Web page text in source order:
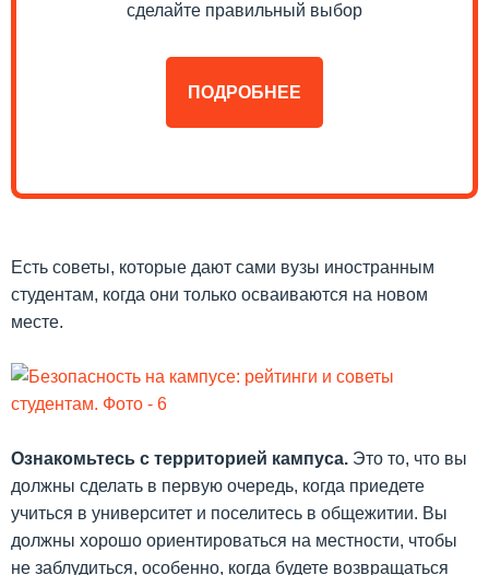
сделайте правильный выбор
ПОДРОБНЕЕ
Есть советы, которые дают сами вузы иностранным
студентам, когда они только осваиваются на новом
месте.
Ознакомьтесь с территорией кампуса. Это то, что вы
должны сделать в первую очередь, когда приедете
учиться в университет и поселитесь в общежитии. Вы
должны хорошо ориентироваться на местности, чтобы
не заблудиться, особенно, когда будете возвращаться